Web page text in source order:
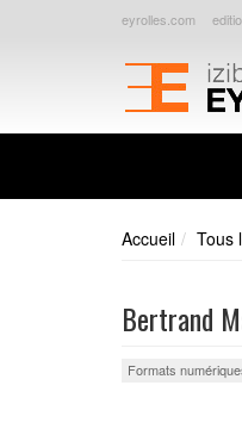
eyrolles.com
Accueil Tous
Bertrand
Formats